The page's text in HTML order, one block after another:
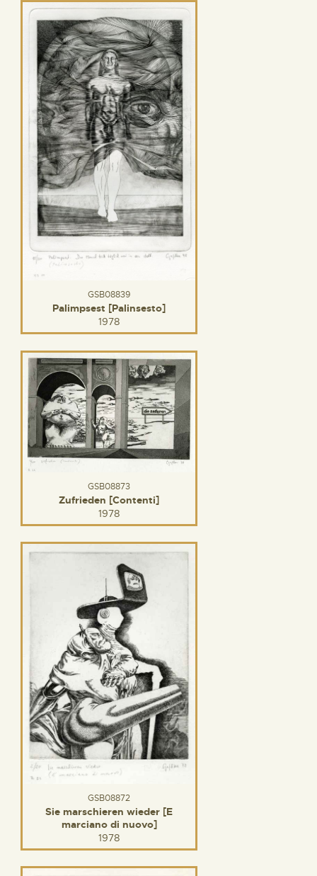
GSB08839
Palimpsest [Palinsesto]
1978
GSB08873
Zufrieden [Contenti]
1978
GSB08872
Sie marschieren wieder [E
marciano di nuovo]
1978